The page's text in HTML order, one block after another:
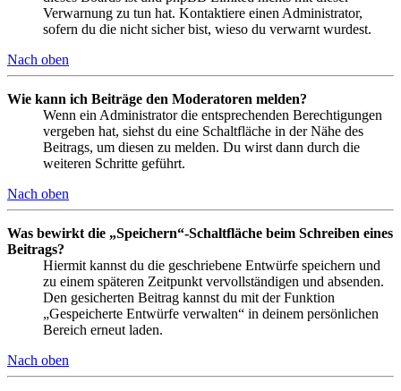
Verwarnung zu tun hat. Kontaktiere einen Administrator,
sofern du die nicht sicher bist, wieso du verwarnt wurdest.
Nach oben
Wie kann ich Beiträge den Moderatoren melden?
Wenn ein Administrator die entsprechenden Berechtigungen
vergeben hat, siehst du eine Schaltfläche in der Nähe des
Beitrags, um diesen zu melden. Du wirst dann durch die
weiteren Schritte geführt.
Nach oben
Was bewirkt die „Speichern“-Schaltfläche beim Schreiben eines
Beitrags?
Hiermit kannst du die geschriebene Entwürfe speichern und
zu einem späteren Zeitpunkt vervollständigen und absenden.
Den gesicherten Beitrag kannst du mit der Funktion
„Gespeicherte Entwürfe verwalten“ in deinem persönlichen
Bereich erneut laden.
Nach oben